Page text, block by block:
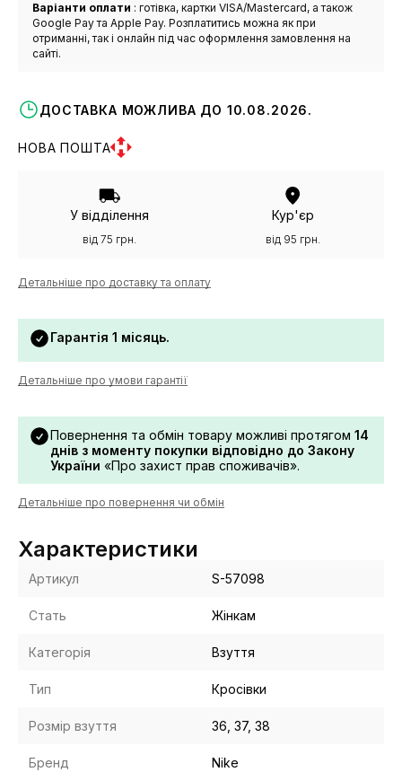
Варіанти оплати : готівка, картки VISA/Mastercard, а також
Google Pay та Apple Pay. Розплатитись можна як при
отриманні, так і онлайн під час оформлення замовлення на
сайті.
ДОСТАВКА МОЖЛИВА ДО 10.08.2026.
НОВА ПОШТА
У відділення
від 75 грн.
Кур'єр
від 95 грн.
Детальніше про доставку та оплату
Гарантія 1 місяць.
Детальніше про умови гарантії
Повернення та обмін товару можливі протягом 14
днів з моменту покупки відповідно до Закону
України «Про захист прав споживачів».
Детальніше про повернення чи обмін
Характеристики
Артикул S-57098
Стать Жінкам
Категорія Взуття
Тип Кросівки
Розмір взуття 36, 37, 38
Бренд Nike